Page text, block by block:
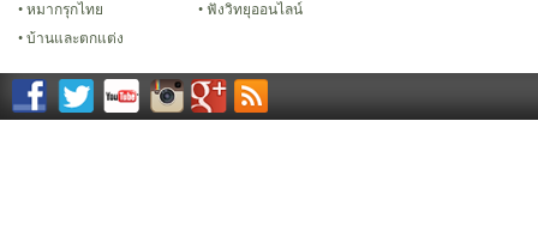
หมากรุกไทย
ฟังวิทยุออนไลน์
บ้านและตกแต่ง